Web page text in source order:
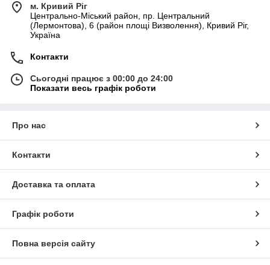
м. Кривий Ріг
Центрально-Міський район, пр. Центральний
(Лермонтова), 6 (район площі Визволення), Кривий Ріг,
Україна
Контакти
Сьогодні працює з 00:00 до 24:00
Показати весь графік роботи
Про нас
Контакти
Доставка та оплата
Графік роботи
Повна версія сайту